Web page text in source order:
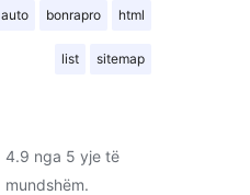
auto bonrapro html
list sitemap
4.9 nga 5 yje të
mundshëm.